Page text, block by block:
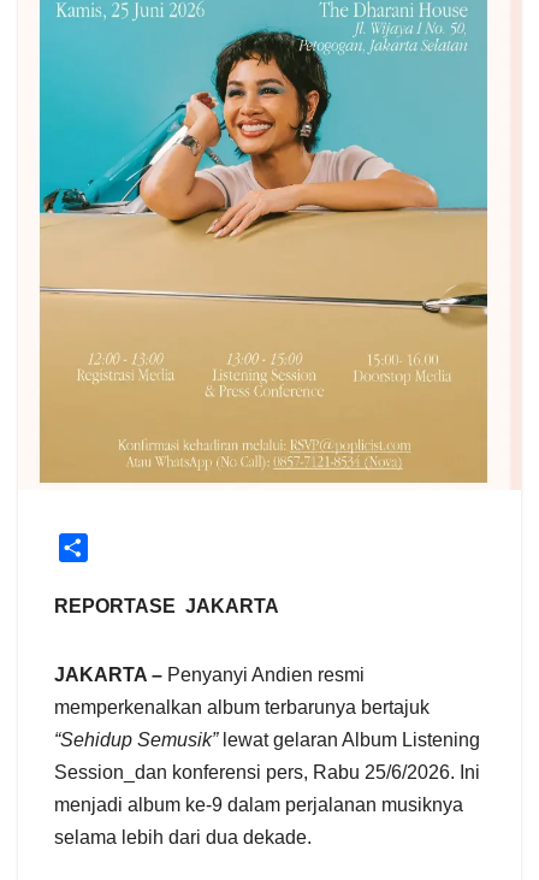
a
e
REPORTASE JAKARTA
JAKARTA – Penyanyi Andien resmi
memperkenalkan album terbarunya bertajuk
“Sehidup Semusik”lewat gelaran Album Listening
Session_dan konferensi pers, Rabu 25/6/2026. Ini
menjadi album ke-9 dalam perjalanan musiknya
selama lebih dari dua dekade.